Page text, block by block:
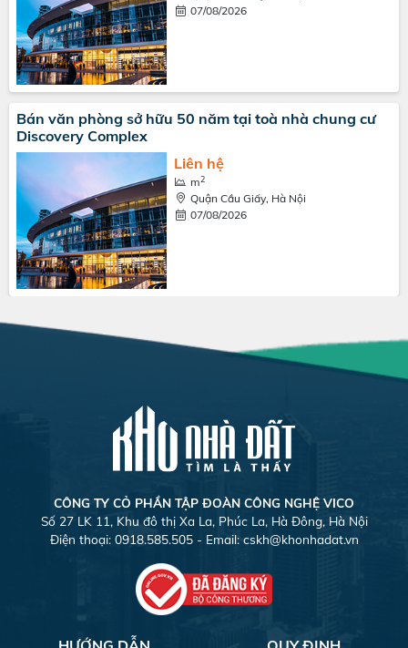
07/08/2026
Bán văn phòng sở hữu 50 năm tại toà nhà chung cư
Discovery Complex
Liên hệ
m2
Quận Cầu Giấy, Hà Nội
07/08/2026
CÔNG TY CỎ PHẦN TẬP ĐOÀN CÔNG NGHỆ VICO
Số 27 LK 11, Khu đô thị Xa La, Phúc La, Hà Đông, Hà Nội
Điện thoại: 0918.585.505 - Email: cskh@khonhadat.vn